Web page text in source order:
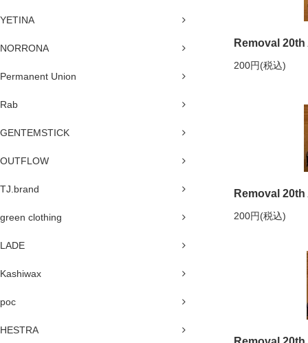
YETINA
NORRONA
Permanent Union
Rab
GENTEMSTICK
OUTFLOW
TJ.brand
green clothing
LADE
Kashiwax
poc
HESTRA
Removal
200円(税込)
Removal
200円(税込)